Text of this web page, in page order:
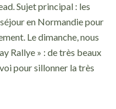
Sujet principal : les
en Normandie pour
Le dimanche, nous
Rallye » : de très beaux
pour sillonner la très